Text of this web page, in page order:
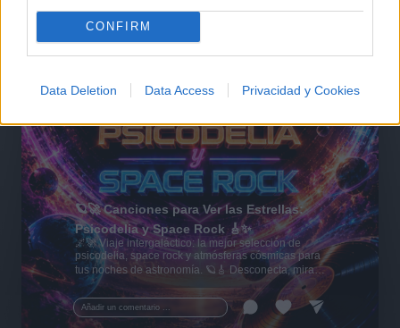
CONFIRM
Data Deletion Data Access Privacidad y Cookies
Añadir un comentario ...
🪐🚀 Canciones para Ver las Estrellas:
Psicodelia y Space Rock 🎸✨
🌌🚀 Viaje intergaláctico: la mejor selección de
psicodelia, space rock y atmósferas cósmicas para
tus noches de astronomía. 🪐🎸 Desconecta, mira
al firmamento y siente la gravedad cero. 💾 ¡Guarda
esta colección para tu próxima noche estrellada!
✨⭐